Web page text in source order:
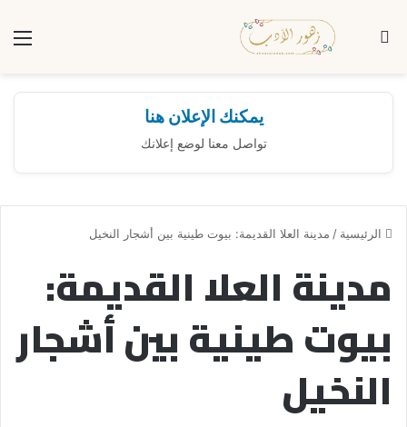
بحث عن
يمكنك الإعلان هنا
تواصل معنا لوضع إعلانك
الرئيسية / مدينة العلا القديمة: بيوت طينية بين أشجار النخيل
مدينة العلا القديمة:
بيوت طينية بين أشجار
النخيل